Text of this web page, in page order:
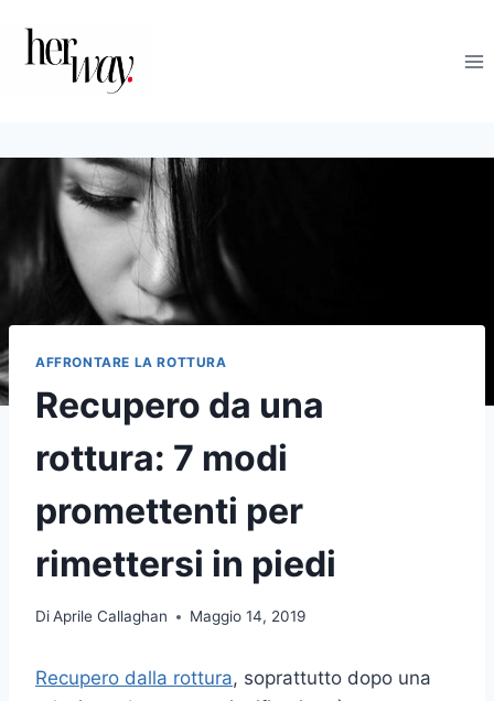
contenuto
AFFRONTARE LA ROTTURA
Recupero da una
rottura: 7 modi
promettenti per
rimettersi in piedi
DiAprile Callaghan Maggio 14, 2019
Recupero dalla rottura, soprattutto dopo una